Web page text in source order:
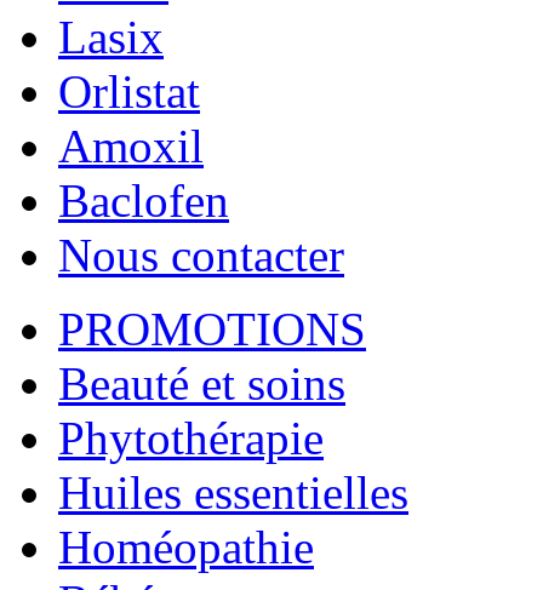
Lasix
Orlistat
Amoxil
Baclofen
Nous contacter
PROMOTIONS
Beauté et soins
Phytothérapie
Huiles essentielles
Homéopathie